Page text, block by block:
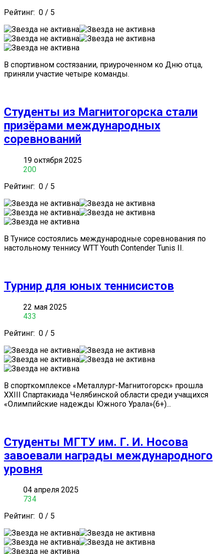
Рейтинг: 0 / 5
В спортивном состязании, приуроченном ко Дню отца,
приняли участие четыре команды.
Студенты из Магнитогорска стали
призёрами международных
соревнований
19 октября 2025
200
Рейтинг: 0 / 5
В Тунисе состоялись международные соревнования по
настольному теннису WTT Youth Contender Tunis II.
Турнир для юных теннисистов
22 мая 2025
433
Рейтинг: 0 / 5
В спорткомплексе «Металлург-Магнитогорск» прошла
XXIII Спартакиада Челябинской области среди учащихся
«Олимпийские надежды Южного Урала»(6+)...
Студенты МГТУ им. Г. И. Носова
завоевали награды международного
уровня
04 апреля 2025
734
Рейтинг: 0 / 5